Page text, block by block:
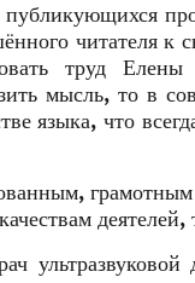
читателя к
труд
мысль, то в
языка, что